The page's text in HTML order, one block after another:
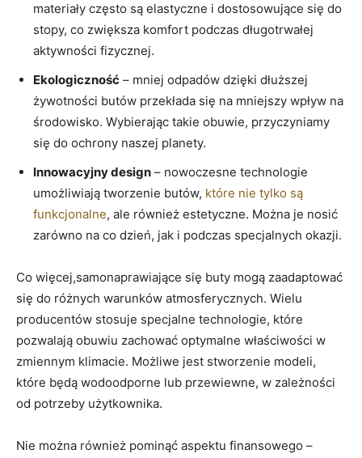
materiały często są elastyczne i dostosowujące się do
stopy, co zwiększa komfort podczas długotrwałej
aktywności fizycznej.
Ekologiczność – mniej odpadów dzięki dłuższej
żywotności butów przekłada się na mniejszy wpływ na
środowisko. Wybierając takie obuwie, przyczyniamy
się do ochrony naszej planety.
Innowacyjny design – nowoczesne technologie
umożliwiają tworzenie butów, które nie tylko są
funkcjonalne, ale również estetyczne. Można je nosić
zarówno na co dzień, jak i podczas specjalnych okazji.
Co więcej,samonaprawiające się buty mogą zaadaptować
się do różnych warunków atmosferycznych. Wielu
producentów stosuje specjalne technologie, które
pozwalają obuwiu zachować optymalne właściwości w
zmiennym klimacie. Możliwe jest stworzenie modeli,
które będą wodoodporne lub przewiewne, w zależności
od potrzeby użytkownika.
Nie można również pominąć aspektu finansowego –